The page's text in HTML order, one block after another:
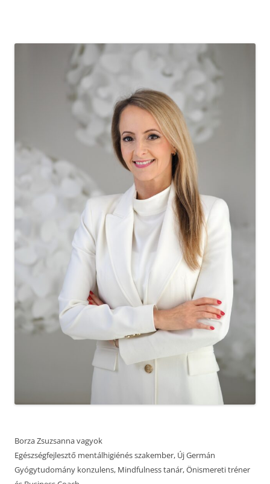
Borza Zsuzsanna vagyok
Egészségfejlesztő mentálhigiénés szakember, Új Germán
Gyógytudomány konzulens, Mindfulness tanár, Önismereti tréner